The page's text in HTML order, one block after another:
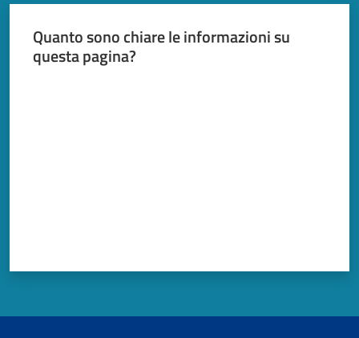
Quanto sono chiare le informazioni su
questa pagina?